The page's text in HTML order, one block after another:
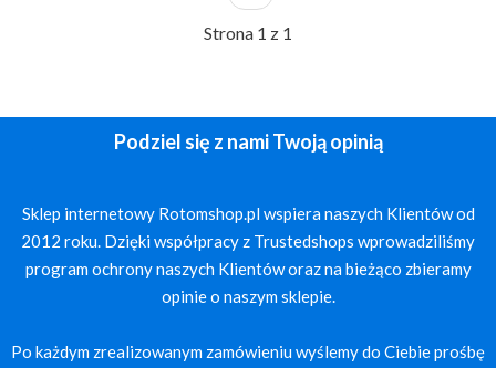
Strona 1 z 1
Podziel się z nami Twoją opinią
Sklep internetowy Rotomshop.pl wspiera naszych Klientów od
2012 roku. Dzięki współpracy z Trustedshops wprowadziliśmy
program ochrony naszych Klientów oraz na bieżąco zbieramy
opinie o naszym sklepie.
Po każdym zrealizowanym zamówieniu wyślemy do Ciebie prośbę